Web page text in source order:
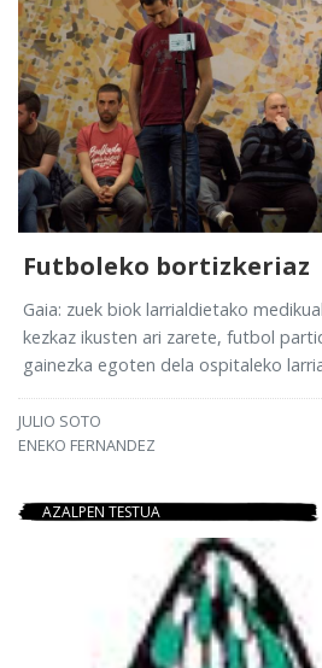
Futboleko bortizkeriaz
Gaia: zuek biok larrialdietako
kezkaz ikusten ari zarete, futbol
gainezka egoten dela ospitaleko
JULIO SOTO
ENEKO FERNANDEZ
AZALPEN TESTUA